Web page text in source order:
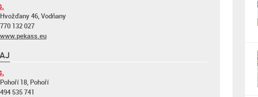
Hvožďany 46, Vodňany
770 132 027
www.pekass.eu
Pohoří 18, Pohoří
494 535 741